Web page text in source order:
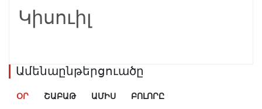
Կիսուիլ
Ամենաընթերցուածը
ՕՐ ՇԱԲԱԹ ԱՄԻՍ ԲՈԼՈՐԸ